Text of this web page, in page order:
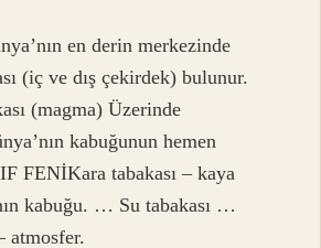
en derin merkezinde
(iç ve dış çekirdek) bulunur.
(magma) Üzerinde
kabuğunun hemen
FENİKara tabakası – kaya
kabuğu. … Su tabakası …
atmosfer.